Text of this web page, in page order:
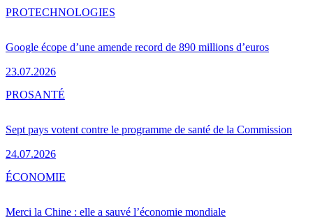
Google écope d’une amende record de 890 millions d’euros
23.07.2026
PROTECHNOLOGIES
Sept pays votent contre le programme de santé de la Commission
24.07.2026
PROSANTÉ
Merci la Chine : elle a sauvé l’économie mondiale
ÉCONOMIE